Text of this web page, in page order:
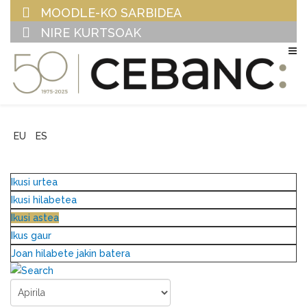
MOODLE-KO SARBIDEA
NIRE KURTSOAK
EU ES
Ikusi urtea
Ikusi hilabetea
Ikusi astea
Ikus gaur
Joan hilabete jakin batera